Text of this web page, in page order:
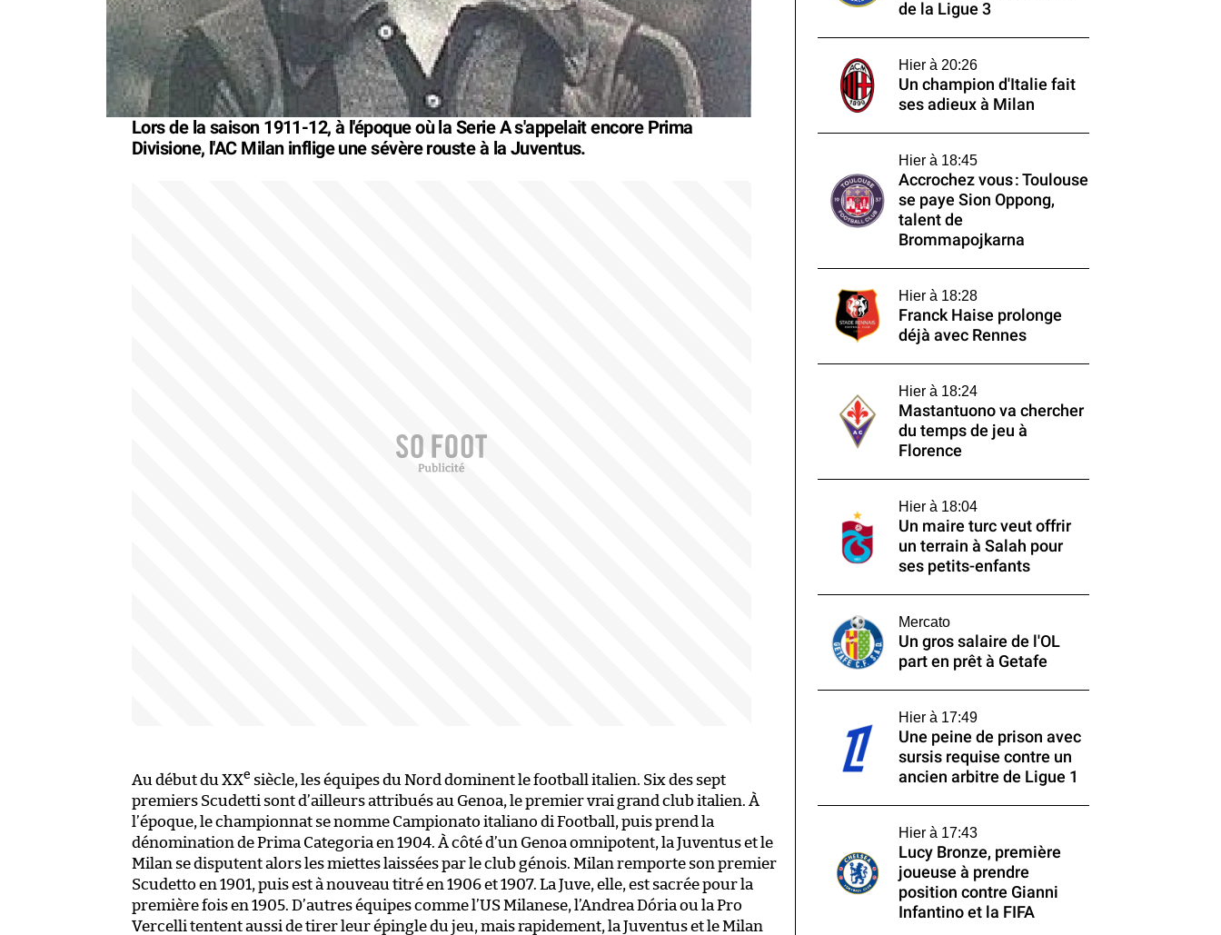
Lors de la saison 1911-12, à l'époque où la Serie A s'appelait encore Prima
Divisione, l'AC Milan inflige une sévère rouste à la Juventus.
Au début du XXe siècle, les équipes du Nord dominent le football italien. Six des sept
premiers Scudetti sont d’ailleurs attribués au Genoa, le premier vrai grand club italien. À
l’époque, le championnat se nomme Campionato italiano di Football, puis prend la
dénomination de Prima Categoria en 1904. À côté d’un Genoa omnipotent, la Juventus et le
Milan se disputent alors les miettes laissées par le club génois. Milan remporte son premier
Scudetto en 1901, puis est à nouveau titré en 1906 et 1907. La Juve, elle, est sacrée pour la
première fois en 1905. D’autres équipes comme l’US Milanese, l’Andrea Dória ou la Pro
Vercelli tentent aussi de tirer leur épingle du jeu, mais rapidement, la Juventus et le Milan
de la Ligue 3
Hier à 20:26
Un champion d'Italie fait
ses adieux à Milan
Hier à 18:45
Accrochez vous : Toulouse
se paye Sion Oppong,
talent de
Brommapojkarna
Hier à 18:28
Franck Haise prolonge
déjà avec Rennes
Hier à 18:24
Mastantuono va chercher
du temps de jeu à
Florence
Hier à 18:04
Un maire turc veut offrir
un terrain à Salah pour
ses petits-enfants
Mercato
Un gros salaire de l'OL
part en prêt à Getafe
Hier à 17:49
Une peine de prison avec
sursis requise contre un
ancien arbitre de Ligue 1
Hier à 17:43
Lucy Bronze, première
joueuse à prendre
position contre Gianni
Infantino et la FIFA